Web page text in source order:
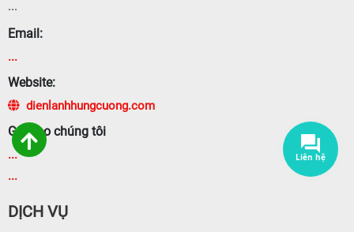
...
Email:
...
Website:
dienlanhhungcuong.com
Gọi cho chúng tôi
...
...
DỊCH VỤ